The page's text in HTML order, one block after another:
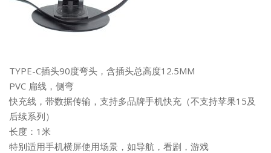
TYPE-C插头90度弯头，含插头总高度12.5MM
PVC 扁线，侧弯
快充线，带数据传输，支持多品牌手机快充（不支持苹果15及
后续系列）
长度：1米
特别适用手机横屏使用场景，如导航，看剧，游戏